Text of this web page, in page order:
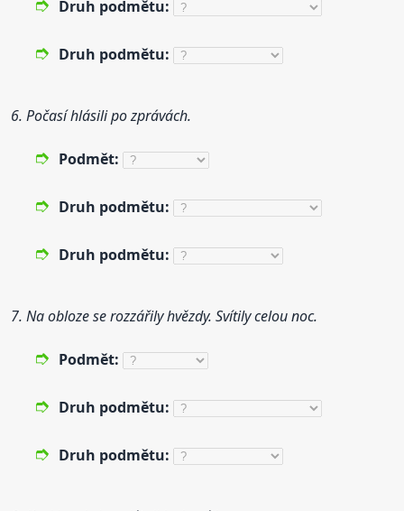
Druh podmětu:
Druh podmětu:
6. Počasí hlásili po zprávách.
Podmět:
Druh podmětu:
Druh podmětu:
7. Na obloze se rozzářily hvězdy. Svítily celou noc.
Podmět:
Druh podmětu:
Druh podmětu: